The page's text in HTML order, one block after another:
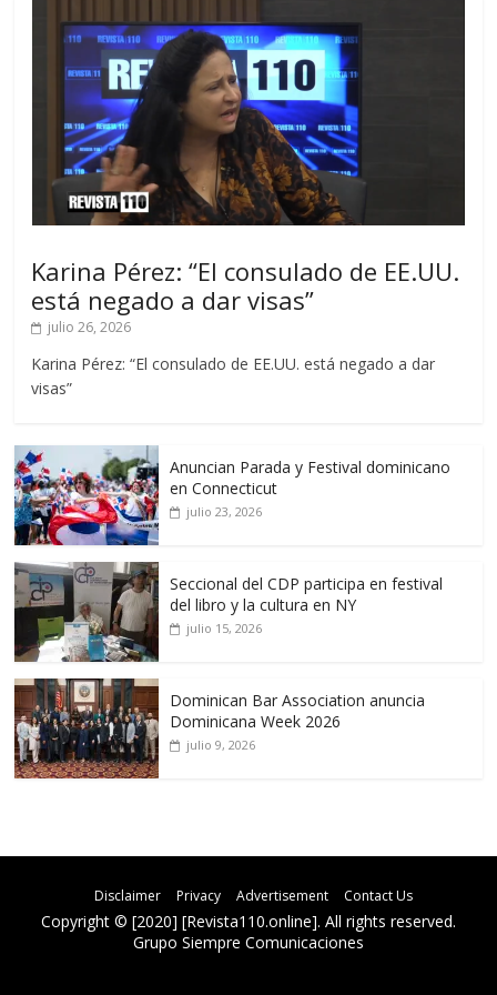
Karina Pérez: “El consulado de EE.UU.
está negado a dar visas”
julio 26, 2026
Karina Pérez: “El consulado de EE.UU. está negado a dar
visas”
Anuncian Parada y Festival dominicano
en Connecticut
julio 23, 2026
Seccional del CDP participa en festival
del libro y la cultura en NY
julio 15, 2026
Dominican Bar Association anuncia
Dominicana Week 2026
julio 9, 2026
Disclaimer Privacy Advertisement Contact Us
Copyright © [2020] [Revista110.online]. All rights reserved.
Grupo Siempre Comunicaciones